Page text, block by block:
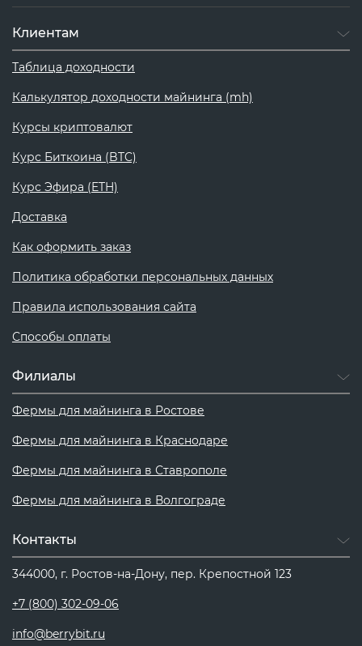
Клиентам
Таблица доходности
Калькулятор доходности майнинга (mh)
Курсы криптовалют
Курс Биткоина (BTC)
Курс Эфира (ETH)
Доставка
Как оформить заказ
Политика обработки персональных данных
Правила использования сайта
Способы оплаты
Филиалы
Фермы для майнинга в Ростове
Фермы для майнинга в Краснодаре
Фермы для майнинга в Ставрополе
Фермы для майнинга в Волгограде
Контакты
344000, г. Ростов-на-Дону, пер. Крепостной 123
+7 (800) 302-09-06
info@berrybit.ru